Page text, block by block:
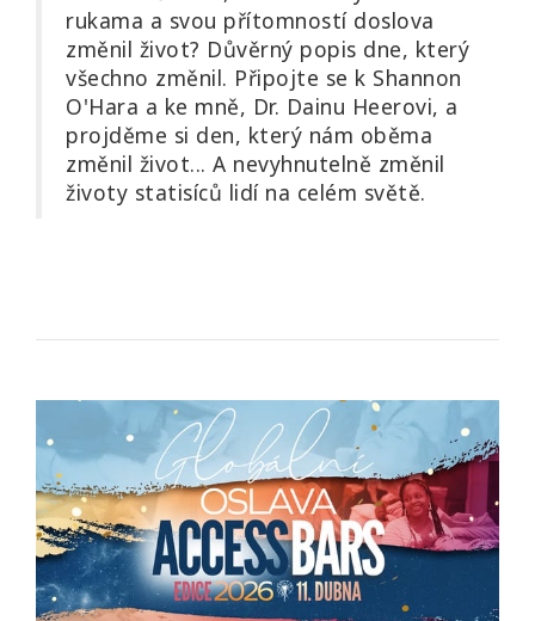
rukama a svou přítomností doslova
změnil život? Důvěrný popis dne, který
všechno změnil. Připojte se k Shannon
O'Hara a ke mně, Dr. Dainu Heerovi, a
projděme si den, který nám oběma
změnil život... A nevyhnutelně změnil
životy statisíců lidí na celém světě.